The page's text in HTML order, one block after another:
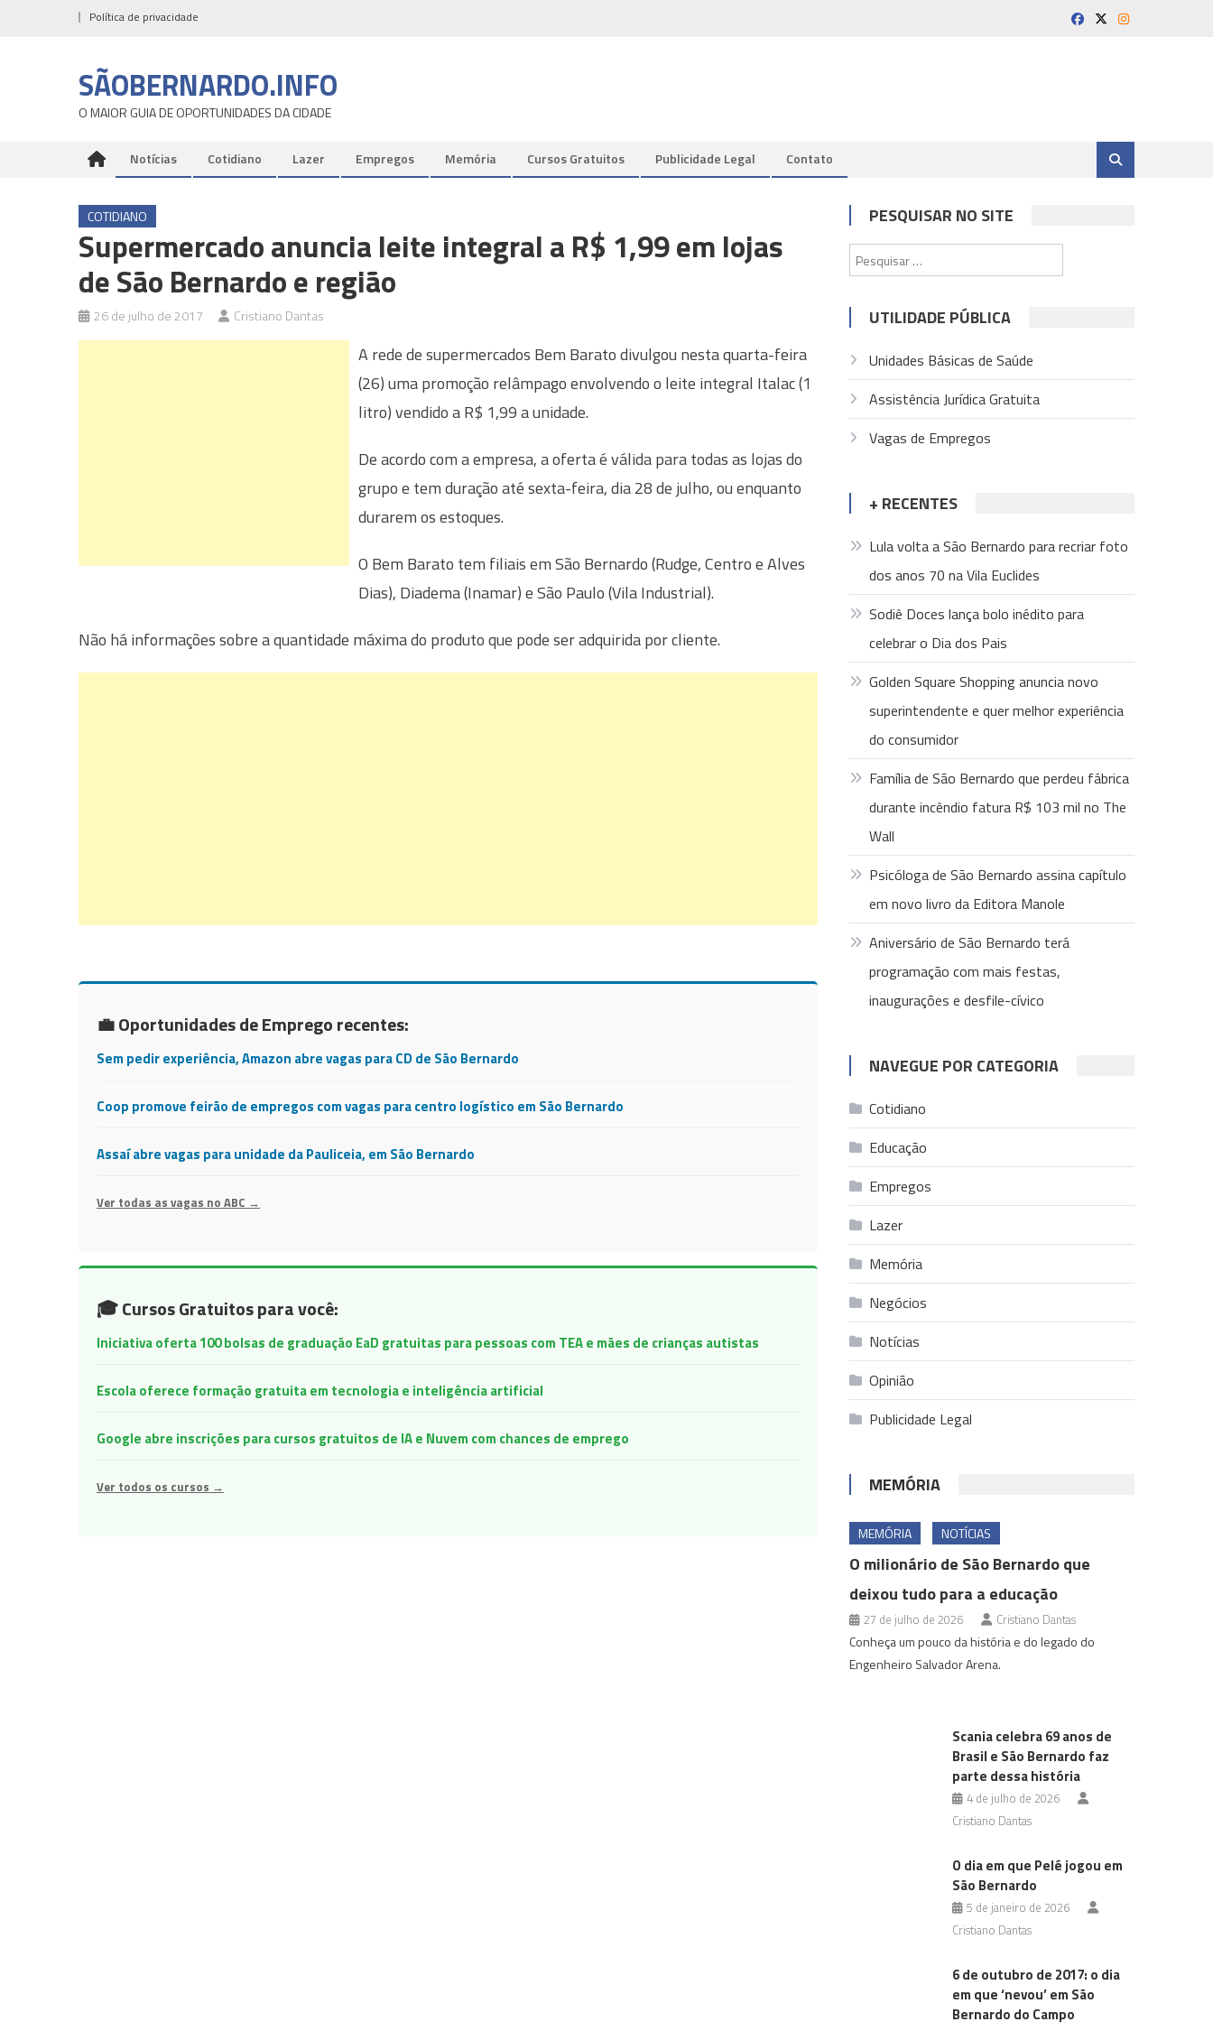
Política de privacidade
SÃOBERNARDO.INFO
O MAIOR GUIA DE OPORTUNIDADES DA CIDADE
Notícias Cotidiano Lazer Empregos Memória Cursos Gratuitos Publicidade Legal Contato
COTIDIANO
Supermercado anuncia leite integral a R$ 1,99 em lojas
de São Bernardo e região
26 de julho de 2017 Cristiano Dantas
A rede de supermercados Bem Barato divulgou nesta quarta-feira
(26) uma promoção relâmpago envolvendo o leite integral Italac (1
litro) vendido a R$ 1,99 a unidade.
De acordo com a empresa, a oferta é válida para todas as lojas do
grupo e tem duração até sexta-feira, dia 28 de julho, ou enquanto
durarem os estoques.
O Bem Barato tem filiais em São Bernardo (Rudge, Centro e Alves
Dias), Diadema (Inamar) e São Paulo (Vila Industrial).
Não há informações sobre a quantidade máxima do produto que pode ser adquirida por cliente.
💼 Oportunidades de Emprego recentes:
Sem pedir experiência, Amazon abre vagas para CD de São Bernardo
Coop promove feirão de empregos com vagas para centro logístico em São Bernardo
Assaí abre vagas para unidade da Pauliceia, em São Bernardo
Ver todas as vagas no ABC →
🎓 Cursos Gratuitos para você:
Iniciativa oferta 100 bolsas de graduação EaD gratuitas para pessoas com TEA e mães de crianças autistas
Escola oferece formação gratuita em tecnologia e inteligência artificial
Google abre inscrições para cursos gratuitos de IA e Nuvem com chances de emprego
Ver todos os cursos →
PESQUISAR NO SITE
por:
UTILIDADE PÚBLICA
Unidades Básicas de Saúde
Assistência Jurídica Gratuita
Vagas de Empregos
+ RECENTES
Lula volta a São Bernardo para recriar foto
dos anos 70 na Vila Euclides
Sodiê Doces lança bolo inédito para
celebrar o Dia dos Pais
Golden Square Shopping anuncia novo
superintendente e quer melhor experiência
do consumidor
Família de São Bernardo que perdeu fábrica
durante incêndio fatura R$ 103 mil no The
Wall
Psicóloga de São Bernardo assina capítulo
em novo livro da Editora Manole
Aniversário de São Bernardo terá
programação com mais festas,
inaugurações e desfile-cívico
NAVEGUE POR CATEGORIA
Cotidiano
Educação
Empregos
Lazer
Memória
Negócios
Notícias
Opinião
Publicidade Legal
MEMÓRIA
MEMÓRIA NOTÍCIAS
O milionário de São Bernardo que
deixou tudo para a educação
27 de julho de 2026 Cristiano Dantas
Conheça um pouco da história e do legado do
Engenheiro Salvador Arena.
Scania celebra 69 anos de
Brasil e São Bernardo faz
parte dessa história
4 de julho de 2026
Cristiano Dantas
O dia em que Pelé jogou em
São Bernardo
5 de janeiro de 2026
Cristiano Dantas
6 de outubro de 2017: o dia
em que ‘nevou’ em São
Bernardo do Campo